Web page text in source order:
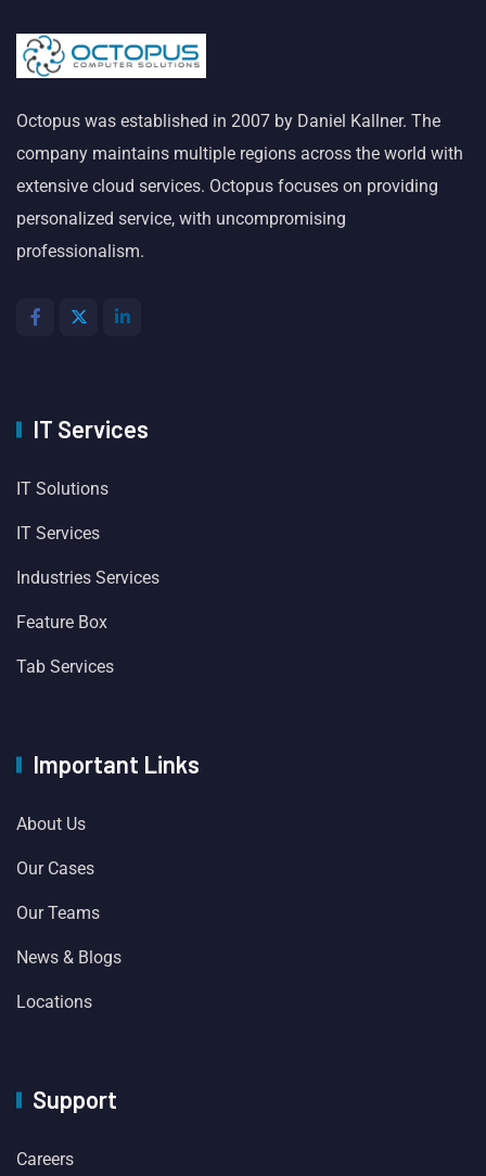
Octopus was established in 2007 by Daniel Kallner. The
company maintains multiple regions across the world with
extensive cloud services. Octopus focuses on providing
personalized service, with uncompromising
professionalism.
IT Services
IT Solutions
IT Services
Industries Services
Feature Box
Tab Services
Important Links
About Us
Our Cases
Our Teams
News & Blogs
Locations
Support
Careers